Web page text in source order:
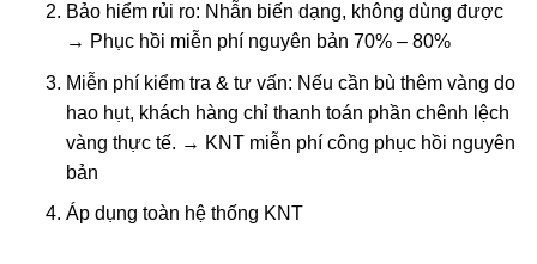
Bảo hiểm rủi ro: Nhẫn biến dạng, không dùng được
→ Phục hồi miễn phí nguyên bản 70% – 80%
Miễn phí kiểm tra & tư vấn: Nếu cần bù thêm vàng do
hao hụt, khách hàng chỉ thanh toán phần chênh lệch
vàng thực tế. → KNT miễn phí công phục hồi nguyên
bản
Áp dụng toàn hệ thống KNT